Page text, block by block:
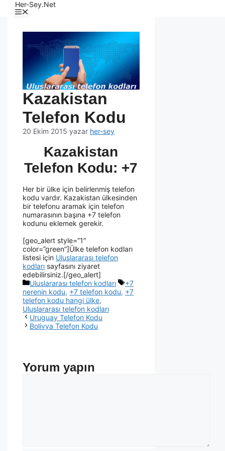
Her-Sey.Net
Kazakistan
Telefon Kodu
20 Ekim 2015 yazar her-sey
Kazakistan
Telefon Kodu: +7
Her bir ülke için belirlenmiş telefon
kodu vardır. Kazakistan ülkesinden
bir telefonu aramak için telefon
numarasının başına +7 telefon
kodunu eklemek gerekir.
[geo_alert style=”1″
color=”green”]Ülke telefon kodları
listesi için Uluslararası telefon
kodları sayfasını ziyaret
edebilirsiniz.[/geo_alert]
Uluslararası telefon kodları
+7
nerenin kodu, +7 telefon kodu, +7
telefon kodu hangi ülke,
Uluslararası telefon kodları
Uruguay Telefon Kodu
Bolivya Telefon Kodu
Yorum yapın